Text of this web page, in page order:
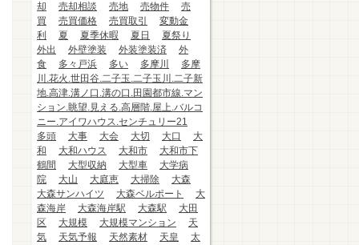
却
売却相談 売地 売物件
売
買
売買価格 売買取引
変動金
利
夏 夏季休暇 夏日
夏祭り
外出
外壁塗装 外装塗装済
外
食
多々戸浜 多い 多摩川
多摩
川.花火.世田谷.二子玉.二子玉川.二子新
地.高津.溝ノ口.溝の口.田園都市線.マン
ション.眺望.見える.高層階.屋上.バルコ
ニー.アイワハウス.センチュリー21
多頭
大事 大会 大切 大口
大
和
大和ハウス 大和市
大和市下
鶴間
大型収納 大型車
大学病
院
大山 大庭恵 大掃除
大森
大森サンハイツ
大森ベルポート
大
森海岸
大森海岸駅 大森駅
大田
区
大規模 大規模マンション
天
気
天気予報 天然素材 天皇
太